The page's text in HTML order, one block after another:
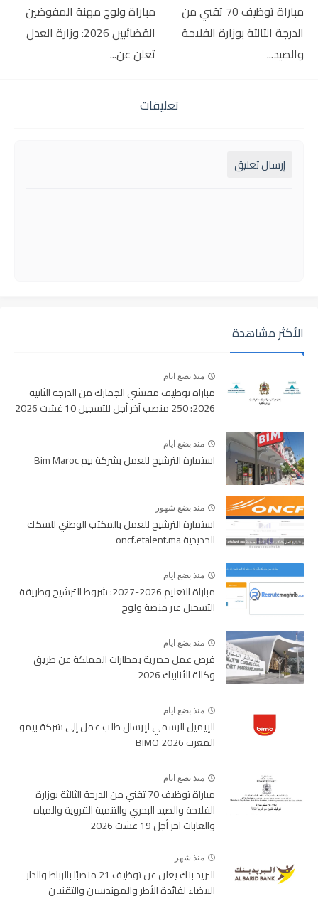
مباراة توظيف 70 تقني من
الدرجة الثالثة بوزارة الفلاحة
والصيد...
مباراة ولوج مهنة المفوضين
القضائيين 2026: وزارة العدل
تعلن عن...
تعليقات
إرسال تعليق
الأكثر مشاهدة
منذ بضع ايام
مباراة توظيف مفتشي الجمارك من الدرجة الثانية
2026: 250 منصب آخر أجل للتسجيل 10 غشت 2026
منذ بضع ايام
استمارة الترشيح للعمل بشركة بيم Bim Maroc
منذ بضع شهور
استمارة الترشيح للعمل بالمكتب الوطني للسكك
الحديدية oncf.etalent.ma
منذ بضع ايام
مباراة التعليم 2026-2027: شروط الترشيح وطريقة
التسجيل عبر منصة ولوج
منذ بضع ايام
فرص عمل حصرية بمطارات المملكة عن طريق
وكالة الأنابيك 2026
منذ بضع ايام
الإيميل الرسمي لإرسال طلب عمل إلى شركة بيمو
المغرب BIMO 2026
منذ بضع ايام
مباراة توظيف 70 تقني من الدرجة الثالثة بوزارة
الفلاحة والصيد البحري والتنمية القروية والمياه
والغابات آخر أجل 19 غشت 2026
منذ شهر
البريد بنك يعلن عن توظيف 21 منصبًا بالرباط والدار
البيضاء لفائدة الأطر والمهندسين والتقنيين